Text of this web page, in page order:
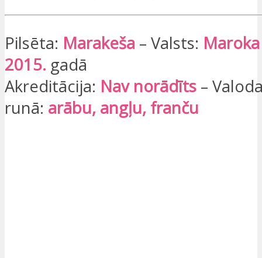
Pilsēta: Marakeša – Valsts: Maroka
2015. gadā
Akreditācija: Nav norādīts –
runā: arābu, angļu, franču